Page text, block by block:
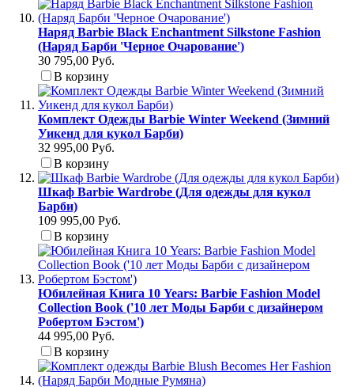
Наряд Barbie Black Enchantment Silkstone Fashion
(Наряд Барби 'Черное Очарование')
30 795,00 Руб.
В корзину
Комплект Одежды Barbie Winter Weekend (Зимний
Уикенд для кукол Барби)
32 995,00 Руб.
В корзину
Шкаф Barbie Wardrobe (Для одежды для кукол
Барби)
109 995,00 Руб.
В корзину
Юбилейная Книга 10 Years: Barbie Fashion Model
Collection Book ('10 лет Моды Барби с дизайнером
Робертом Бэстом')
44 995,00 Руб.
В корзину